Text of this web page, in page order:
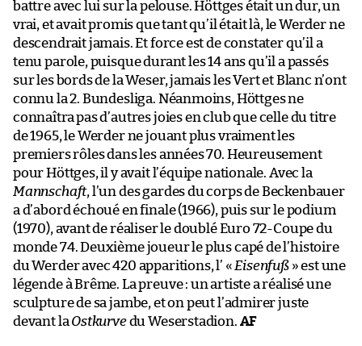
battre avec lui sur la pelouse. Höttges était un dur, un
vrai, et avait promis que tant qu’il était là, le Werder ne
descendrait jamais. Et force est de constater qu’il a
tenu parole, puisque durant les 14 ans qu’il a passés
sur les bords de la Weser, jamais les Vert et Blanc n’ont
connu la 2. Bundesliga. Néanmoins, Höttges ne
connaîtra pas d’autres joies en club que celle du titre
de 1965, le Werder ne jouant plus vraiment les
premiers rôles dans les années 70. Heureusement
pour Höttges, il y avait l’équipe nationale. Avec la
Mannschaft, l’un des gardes du corps de Beckenbauer
a d’abord échoué en finale (1966), puis sur le podium
(1970), avant de réaliser le doublé Euro 72-Coupe du
monde 74. Deuxième joueur le plus capé de l’histoire
du Werder avec 420 apparitions, l’ « Eisenfuß» est une
légende à Brême. La preuve : un artiste a réalisé une
sculpture de sa jambe, et on peut l’admirer juste
devant la Ostkurvedu Weserstadion. AF